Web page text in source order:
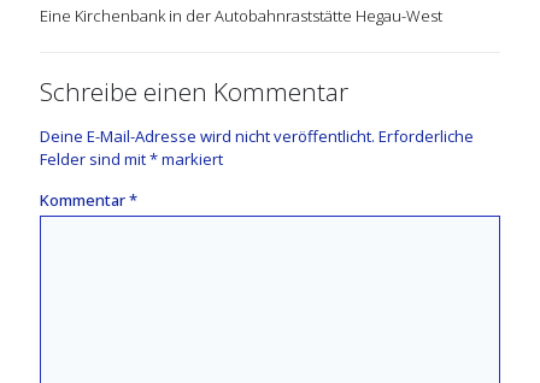
Eine Kirchenbank in der Autobahnraststätte Hegau-West
Schreibe einen Kommentar
Deine E-Mail-Adresse wird nicht veröffentlicht. Erforderliche
Felder sind mit*markiert
Kommentar*